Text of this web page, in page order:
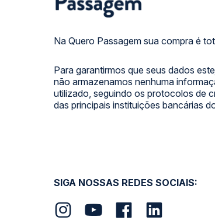
Na Quero Passagem sua compra é
Para garantirmos que seus dados
não armazenamos nenhuma
utilizado, seguindo os protocolos de
das principais instituições bancárias
SIGA NOSSAS REDES SOCIAIS: